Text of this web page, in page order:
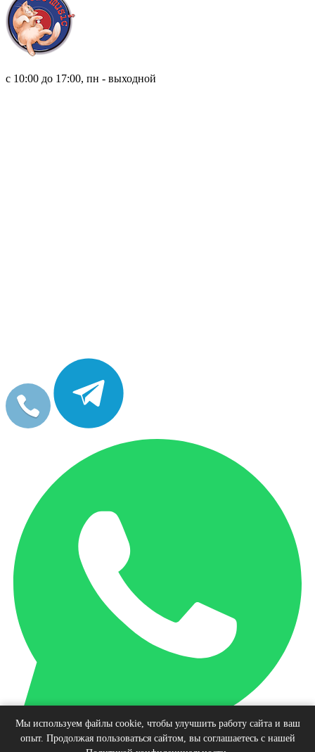
с 10:00 до 17:00, пн - выходной
Наверх
Мы используем файлы cookie, чтобы улучшить работу сайта и ваш
опыт. Продолжая пользоваться сайтом, вы соглашаетесь с нашей